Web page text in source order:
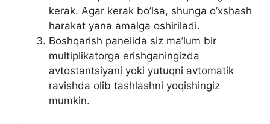
kerak. Agar kerak bo’lsa, shunga o’xshash
harakat yana amalga oshiriladi.
Boshqarish panelida siz ma’lum bir
multiplikatorga erishganingizda
avtostantsiyani yoki yutuqni avtomatik
ravishda olib tashlashni yoqishingiz
mumkin.